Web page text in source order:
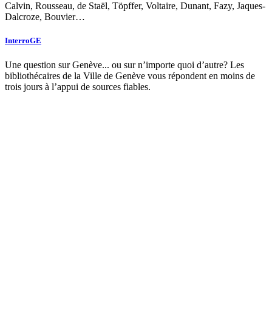
Calvin, Rousseau, de Staël, Töpffer, Voltaire, Dunant, Fazy, Jaques-
Dalcroze, Bouvier…
InterroGE
Une question sur Genève... ou sur n’importe quoi d’autre? Les
bibliothécaires de la Ville de Genève vous répondent en moins de
trois jours à l’appui de sources fiables.